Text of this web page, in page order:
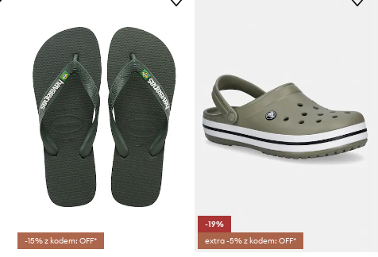
-15% z kodem: OFF*
-19%
extra -5% z kodem: OFF*